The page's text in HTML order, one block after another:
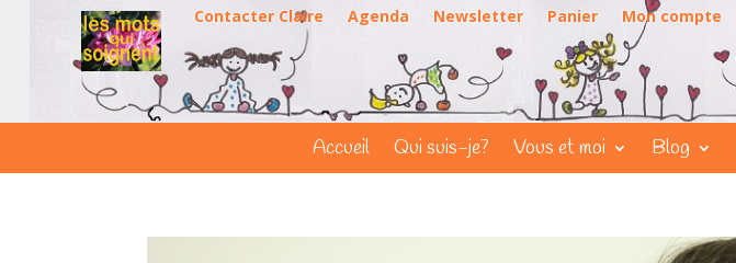
Contacter Claire Agenda Newsletter Panier Mon compte
Accueil Qui suis-je? Vous et moi Blog